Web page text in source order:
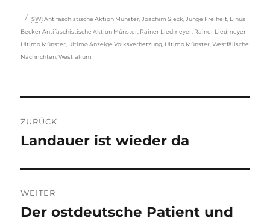
Schlagwörter
SW: Antifaschistische Aktion Münster ,Joachim Sieck ,Junge Freiheit Linus
Becker Antifaschistische Aktion Münster Rainer Liedmeyer Rainer Liedmeyer
Ultimo Münster Ultimo Anzeige Volksverhetzung Ultimo Münster ,Westfälische
Nachrichten ,Westfalium
ZURÜCK
Vorheriger
Landauer ist wieder da
WEITER
Nächster
Der ostdeutsche Patient und